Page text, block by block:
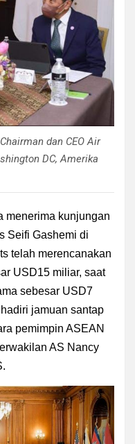
dan CEO Air
DC, Amerika
menerima kunjungan
Seifi Gashemi di
telah merencanakan
USD15 miliar, saat
sebesar USD7
jamuan santap
pemimpin ASEAN
AS Nancy